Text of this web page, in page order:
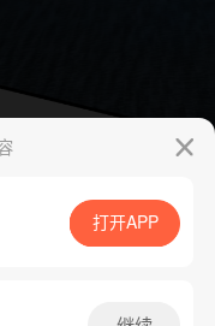
App免费看
打开APP